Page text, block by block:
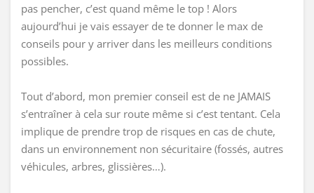
pas pencher, c’est quand même le top ! Alors
aujourd’hui je vais essayer de te donner le max de
conseils pour y arriver dans les meilleurs conditions
possibles.
Tout d’abord, mon premier conseil est de ne JAMAIS
s’entraîner à cela sur route même si c’est tentant. Cela
implique de prendre trop de risques en cas de chute,
dans un environnement non sécuritaire (fossés, autres
véhicules, arbres, glissières…).